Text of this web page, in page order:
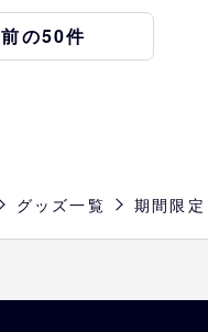
前の50件
グッズ一覧 期間限定